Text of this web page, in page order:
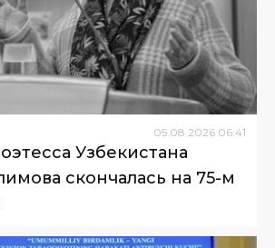
05.08.2026 06:41
Узбекистана
скончалась на 75-м